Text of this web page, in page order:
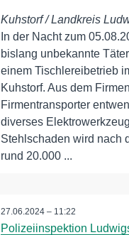
Kuhstorf / Landkreis
In der Nacht zum
bislang unbekannte
einem Tischlereibetrieb
Kuhstorf. Aus dem
Firmentransporter
diverses
Stehlschaden wird nach
rund 20.000 ...
27.06.2024 – 11:22
Polizeiinspektion